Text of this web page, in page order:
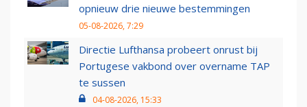
opnieuw drie nieuwe bestemmingen
05-08-2026, 7:29
Directie Lufthansa probeert onrust bij
Portugese vakbond over overname TAP
te sussen
04-08-2026, 15:33